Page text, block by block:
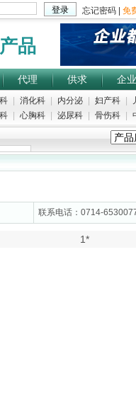
产品
代理 供求 企业
消化科 内分泌 妇产科
心胸科 泌尿科 骨伤科
联系电话：0714-
1*